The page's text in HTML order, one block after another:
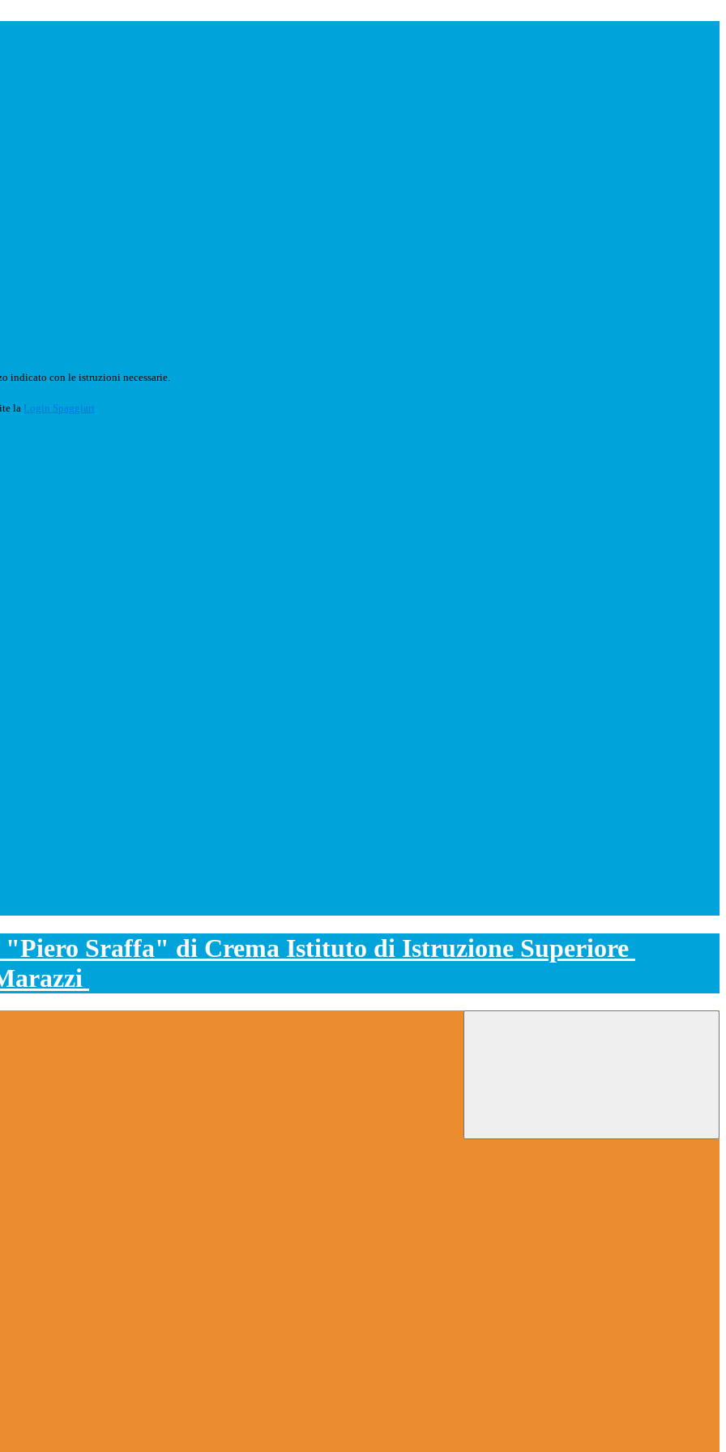
indicato con le istruzioni necessarie.
la Login Spaggiari
Istituto di Istruzione Superiore